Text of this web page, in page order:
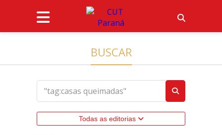
BUSCAR
Todas as editorias